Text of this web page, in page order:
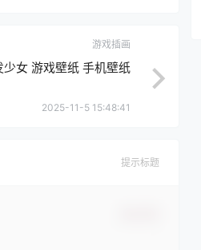
游戏插画
女 游戏壁纸 手机壁纸
2025-11-5 15:48:41
提示标题